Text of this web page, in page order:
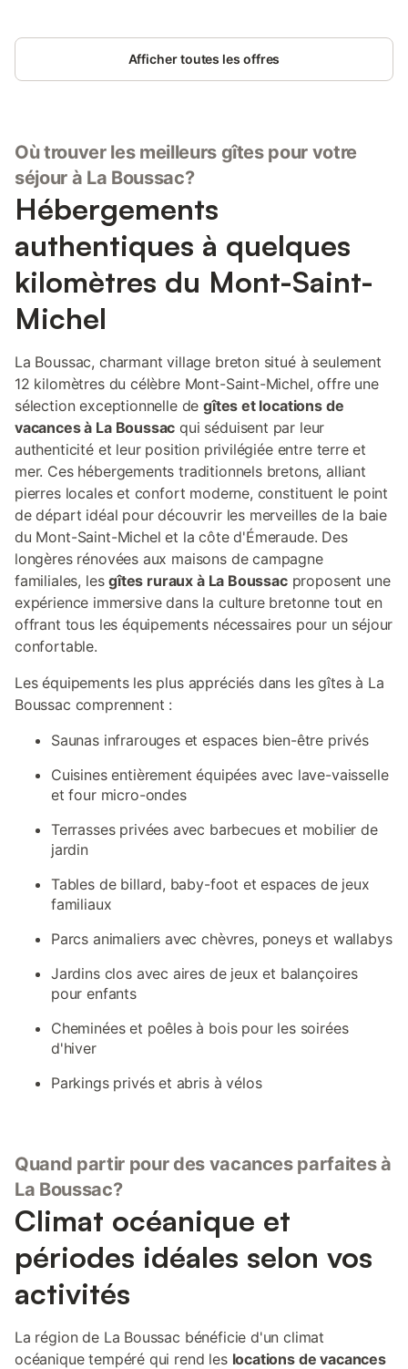
Afficher toutes les offres
Où trouver les meilleurs gîtes pour votre
séjour à La Boussac?
Hébergements
authentiques à quelques
kilomètres du Mont-Saint-
Michel
La Boussac, charmant village breton situé à seulement
12 kilomètres du célèbre Mont-Saint-Michel, offre une
sélection exceptionnelle degîtes et locations de
vacances à La Boussac qui séduisent par leur
authenticité et leur position privilégiée entre terre et
mer. Ces hébergements traditionnels bretons, alliant
pierres locales et confort moderne, constituent le point
de départ idéal pour découvrir les merveilles de la baie
du Mont-Saint-Michel et la côte d'Émeraude. Des
longères rénovées aux maisons de campagne
familiales, lesgîtes ruraux à La Boussacproposent une
expérience immersive dans la culture bretonne tout en
offrant tous les équipements nécessaires pour un séjour
confortable.
Les équipements les plus appréciés dans les gîtes à La
Boussac comprennent :
Saunas infrarouges et espaces bien-être privés
Cuisines entièrement équipées avec lave-vaisselle
et four micro-ondes
Terrasses privées avec barbecues et mobilier de
jardin
Tables de billard, baby-foot et espaces de jeux
familiaux
Parcs animaliers avec chèvres, poneys et wallabys
Jardins clos avec aires de jeux et balançoires
pour enfants
Cheminées et poêles à bois pour les soirées
d'hiver
Parkings privés et abris à vélos
Quand partir pour des vacances parfaites à
La Boussac?
Climat océanique et
périodes idéales selon vos
activités
La région de La Boussac bénéficie d'un climat
océanique tempéré qui rend les locations de vacances